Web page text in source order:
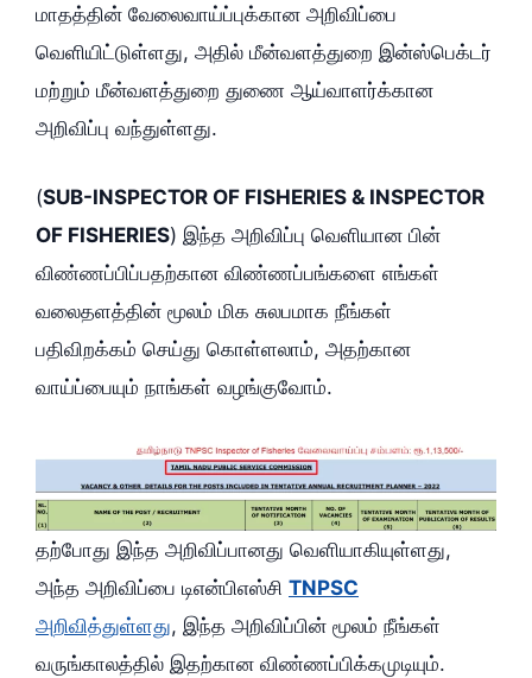
மாதத்தின் வேலைவாய்ப்புக்கான அறிவிப்பை
வெளியிட்டுள்ளது, அதில் மீன்வளத்துறை இன்ஸ்பெக்டர்
மற்றும் மீன்வளத்துறை துணை ஆய்வாளர்க்கான
அறிவிப்பு வந்துள்ளது.
(SUB-INSPECTOR OF FISHERIES & INSPECTOR
OF FISHERIES) இந்த அறிவிப்பு வெளியான பின்
விண்ணப்பிப்பதற்கான விண்ணப்பங்களை எங்கள்
வலைதளத்தின் மூலம் மிக சுலபமாக நீங்கள்
பதிவிறக்கம் செய்து கொள்ளலாம், அதற்கான
வாய்ப்பையும் நாங்கள் வழங்குவோம்.
தற்போது இந்த அறிவிப்பானது வெளியாகியுள்ளது,
அந்த அறிவிப்பை டிஎன்பிஎஸ்சி TNPSC
அறிவித்துள்ளது, இந்த அறிவிப்பின் மூலம் நீங்கள்
வருங்காலத்தில் இதற்கான விண்ணப்பிக்கமுடியும்.